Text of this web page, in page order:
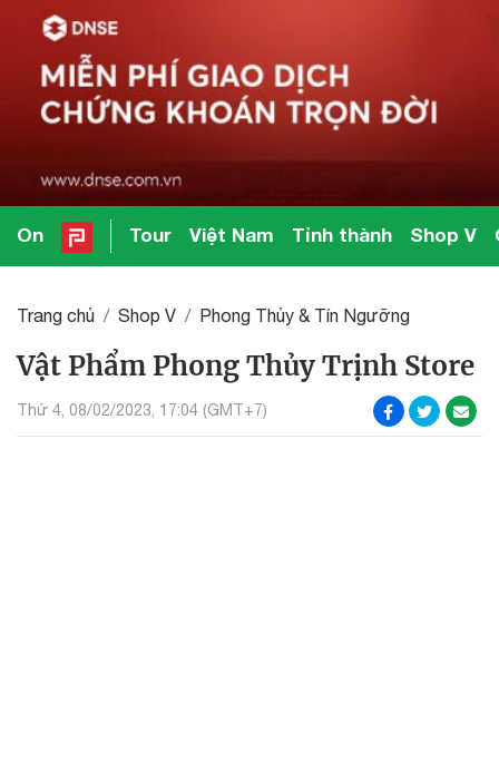
On Tour Việt Nam Tỉnh thành Shop V
Trang chủ Shop V Phong Thủy & Tín Ngưỡng
Vật Phẩm Phong Thủy Trịnh Store
Thứ 4, 08/02/2023, 17:04 (GMT+7)